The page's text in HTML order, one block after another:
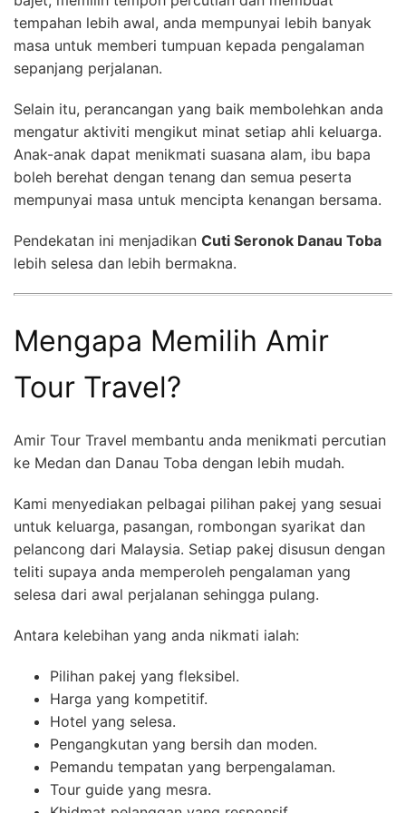
tempahan lebih awal, anda mempunyai lebih banyak
masa untuk memberi tumpuan kepada pengalaman
sepanjang perjalanan.
Selain itu, perancangan yang baik membolehkan anda
mengatur aktiviti mengikut minat setiap ahli keluarga.
Anak-anak dapat menikmati suasana alam, ibu bapa
boleh berehat dengan tenang dan semua peserta
mempunyai masa untuk mencipta kenangan bersama.
Pendekatan ini menjadikan Cuti Seronok Danau Toba
lebih selesa dan lebih bermakna.
Mengapa Memilih Amir
Tour Travel?
Amir Tour Travel membantu anda menikmati percutian
ke Medan dan Danau Toba dengan lebih mudah.
Kami menyediakan pelbagai pilihan pakej yang sesuai
untuk keluarga, pasangan, rombongan syarikat dan
pelancong dari Malaysia. Setiap pakej disusun dengan
teliti supaya anda memperoleh pengalaman yang
selesa dari awal perjalanan sehingga pulang.
Antara kelebihan yang anda nikmati ialah:
Pilihan pakej yang fleksibel.
Harga yang kompetitif.
Hotel yang selesa.
Pengangkutan yang bersih dan moden.
Pemandu tempatan yang berpengalaman.
Tour guide yang mesra.